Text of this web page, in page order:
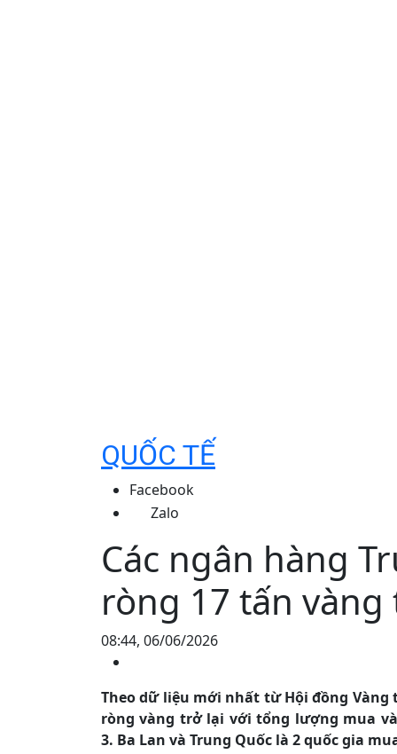
QUỐC TẾ
Facebook
Zalo
Các ngân hàng
ròng 17 tấn
08:44, 06/06/2026
Theo dữ liệu mới nhất từ Hội đồng Vàng
ròng vàng trở lại với tổng lượng mua
3. Ba Lan và Trung Quốc là 2 quốc gia